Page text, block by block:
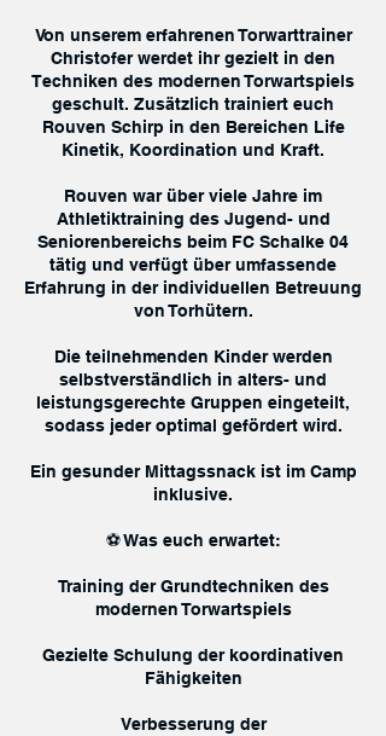
Von unserem erfahrenen Torwarttrainer
Christofer werdet ihr gezielt in den
Techniken des modernen Torwartspiels
geschult. Zusätzlich trainiert euch
Rouven Schirp in den Bereichen Life
Kinetik, Koordination und Kraft.
Rouven war über viele Jahre im
Athletiktraining des Jugend- und
Seniorenbereichs beim FC Schalke 04
tätig und verfügt über umfassende
Erfahrung in der individuellen Betreuung
von Torhütern.
Die teilnehmenden Kinder werden
selbstverständlich in alters- und
leistungsgerechte Gruppen eingeteilt,
sodass jeder optimal gefördert wird.
Ein gesunder Mittagssnack ist im Camp
inklusive.
⚽ Was euch erwartet:
Training der Grundtechniken des
modernen Torwartspiels
Gezielte Schulung der koordinativen
Fähigkeiten
Verbesserung der